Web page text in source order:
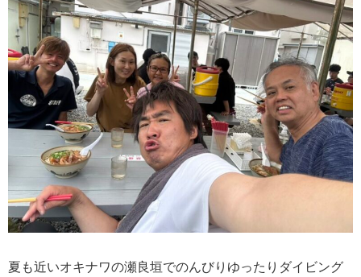
夏も近いオキナワの瀬良垣でのんびりゆったりダイビング